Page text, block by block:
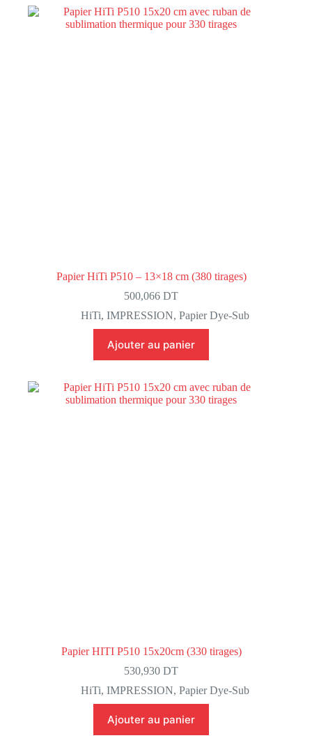
Papier HiTi P510 – 13×18 cm (380 tirages)
500,066DT
HiTi,IMPRESSION,Papier Dye-Sub
Ajouter au panier
Papier HITI P510 15x20cm (330 tirages)
530,930DT
HiTi,IMPRESSION,Papier Dye-Sub
Ajouter au panier